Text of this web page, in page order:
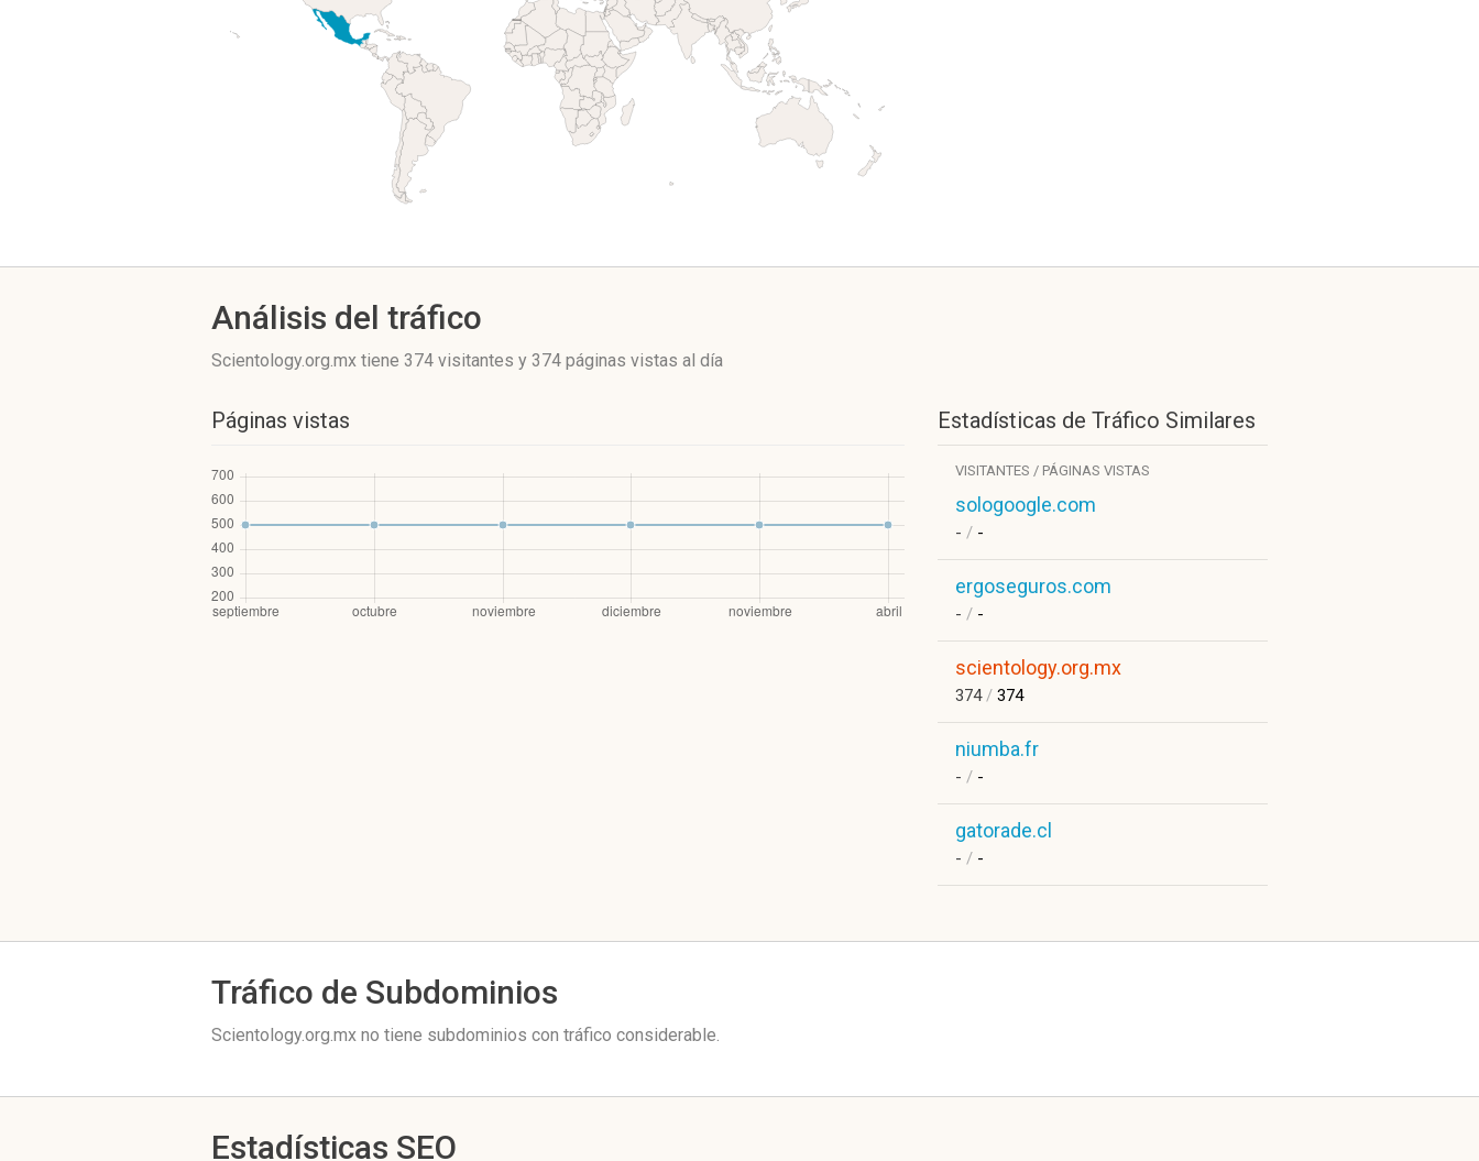
Análisis del tráfico
Scientology.org.mx tiene 374 visitantes y 374 páginas vistas al día
Páginas vistas Estadísticas de Tráfico Similares
VISITANTES / PÁGINAS VISTAS
sologoogle.com
- / -
ergoseguros.com
- / -
scientology.org.mx
374/ 374
niumba.fr
- / -
gatorade.cl
- / -
Tráfico de Subdominios
Scientology.org.mx no tiene subdominios con tráfico considerable.
Estadísticas SEO